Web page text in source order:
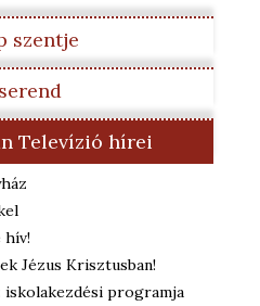
szentje
Televízió hírei
hív!
Jézus Krisztusban!
programja